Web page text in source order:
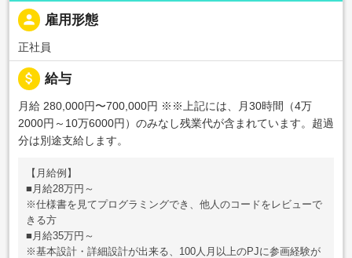
person 雇用形態
正社員
attach_money 給与
月給 280,000円〜700,000円 ※※上記には、月30時間（4万
2000円～10万6000円）のみなし残業代が含まれています。超過
分は別途支給します。
【月給例】
■月給28万円～
※仕様書を見てプログラミングでき、他人のコードをレビューで
きる方
■月給35万円～
※基本設計・詳細設計が出来る、100人月以上のPJに参画経験が